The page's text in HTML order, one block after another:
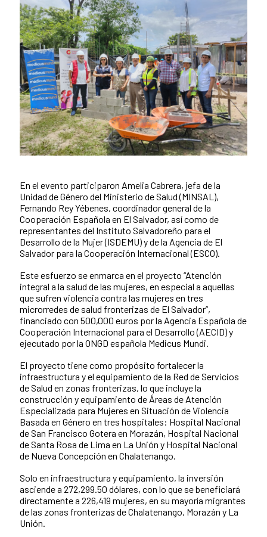
News content
En el evento participaron Amelia Cabrera, jefa de la
Unidad de Género del Ministerio de Salud (MINSAL),
Fernando Rey Yébenes, coordinador general de la
Cooperación Española en El Salvador, así como de
representantes del Instituto Salvadoreño para el
Desarrollo de la Mujer (ISDEMU) y de la Agencia de El
Salvador para la Cooperación Internacional (ESCO).
Este esfuerzo se enmarca en el proyecto “Atención
integral a la salud de las mujeres, en especial a aquellas
que sufren violencia contra las mujeres en tres
microrredes de salud fronterizas de El Salvador”,
financiado con 500,000 euros por la Agencia Española de
Cooperación Internacional para el Desarrollo (AECID) y
ejecutado por la ONGD española Medicus Mundi.
El proyecto tiene como propósito fortalecer la
infraestructura y el equipamiento de la Red de Servicios
de Salud en zonas fronterizas, lo que incluye la
construcción y equipamiento de Áreas de Atención
Especializada para Mujeres en Situación de Violencia
Basada en Género en tres hospitales: Hospital Nacional
de San Francisco Gotera en Morazán, Hospital Nacional
de Santa Rosa de Lima en La Unión y Hospital Nacional
de Nueva Concepción en Chalatenango.
Solo en infraestructura y equipamiento, la inversión
asciende a 272,299.50 dólares, con lo que se beneficiará
directamente a 226,419 mujeres, en su mayoría migrantes
de las zonas fronterizas de Chalatenango, Morazán y La
Unión.